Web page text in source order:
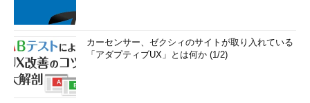
カーセンサー、ゼクシィのサイトが取り入れている
「アダプティブUX」とは何か (1/2)